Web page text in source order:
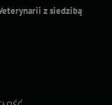
z siedzibą